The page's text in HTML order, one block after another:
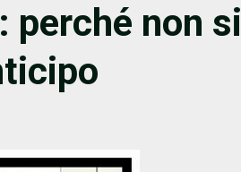
perché non si